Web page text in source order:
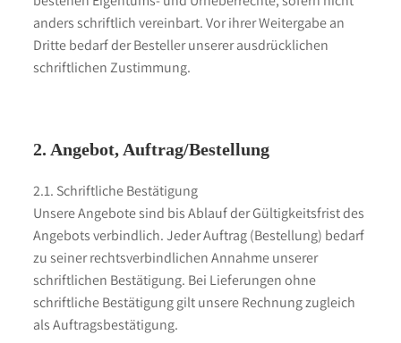
anders schriftlich vereinbart. Vor ihrer Weitergabe an
Dritte bedarf der Besteller unserer ausdrücklichen
schriftlichen Zustimmung.
2. Angebot, Auftrag/Bestellung
2.1. Schriftliche Bestätigung
Unsere Angebote sind bis Ablauf der Gültigkeitsfrist des
Angebots verbindlich. Jeder Auftrag (Bestellung) bedarf
zu seiner rechtsverbindlichen Annahme unserer
schriftlichen Bestätigung. Bei Lieferungen ohne
schriftliche Bestätigung gilt unsere Rechnung zugleich
als Auftragsbestätigung.